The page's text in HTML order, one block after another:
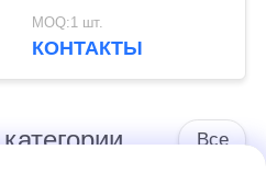
рентгеновский
детектор дефектов
MOQ:1 шт.
КОНТАКТЫ
Все